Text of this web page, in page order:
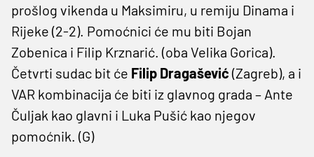
prošlog vikenda u Maksimiru, u remiju Dinama i
Rijeke (2-2). Pomoćnici će mu biti Bojan
Zobenica i Filip Krznarić. (oba Velika Gorica).
Četvrti sudac bit će Filip Dragašević (Zagreb), a i
VAR kombinacija će biti iz glavnog grada – Ante
Čuljak kao glavni i Luka Pušić kao njegov
pomoćnik. (G)